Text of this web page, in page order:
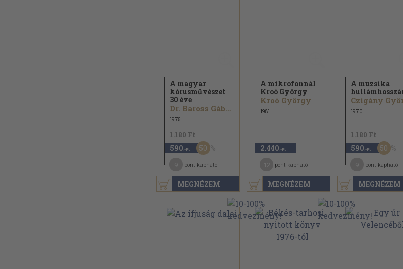
MEGNÉZEM
A magyar
kórusművészet
30 éve
Dr. Baross Gábor...
1975
1.180 Ft
590 ,-Ft 50
pont kapható
MEGNÉZEM
A mikrofonnál
Kroó György
Kroó György
1981
2.440 ,-Ft
pont kapható
MEGNÉZEM
A muzsika
1970
1.180 Ft
590 ,-Ft 50
pont kapható